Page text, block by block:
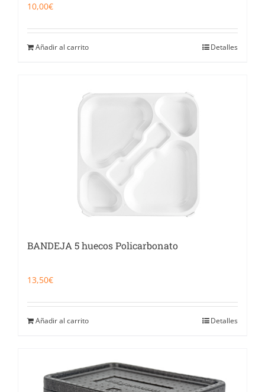
10,00€
Añadir al carrito Detalles
BANDEJA 5 huecos Policarbonato
13,50€
Añadir al carrito Detalles